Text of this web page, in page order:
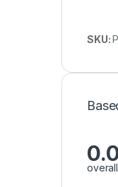
SKU:
overall